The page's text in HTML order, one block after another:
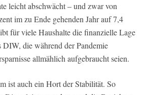
leicht abschwächt – und zwar von
im zu Ende gehenden Jahr auf 7,4
für viele Haushalte die finanzielle Lage
die während der Pandemie
allmählich aufgebraucht seien.
ist auch ein Hort der Stabilität. So